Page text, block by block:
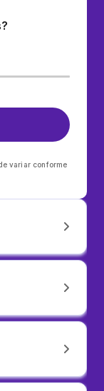
variar conforme